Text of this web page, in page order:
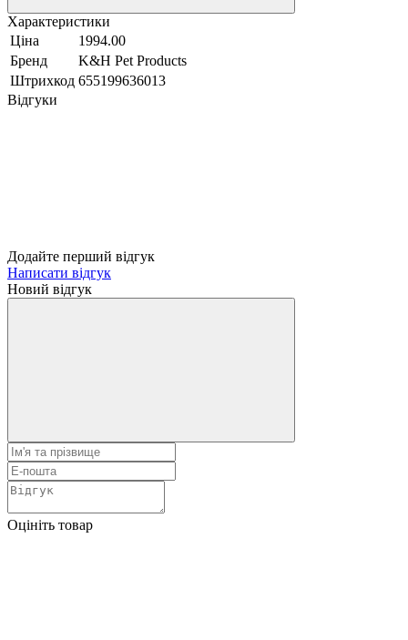
Характеристики
Ціна
1994.00
Бренд
K&H Pet Products
Штрихкод 655199636013
Відгуки
Додайте перший відгук
Написати відгук
Новий відгук
Оцініть товар